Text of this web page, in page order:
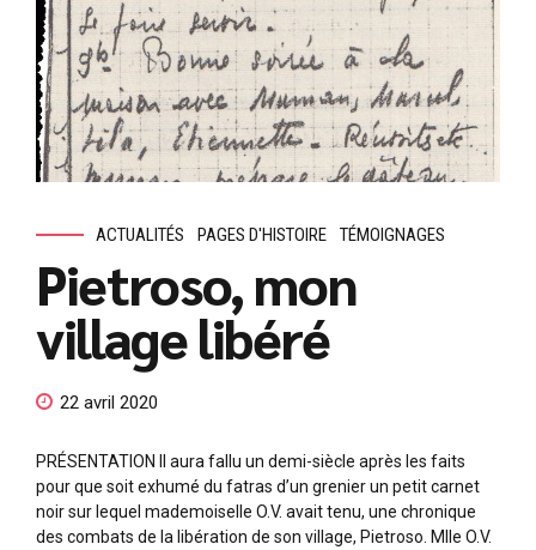
ACTUALITÉS PAGES D'HISTOIRE TÉMOIGNAGES
Pietroso, mon
village libéré
22 avril 2020
PRÉSENTATION Il aura fallu un demi-siècle après les faits
pour que soit exhumé du fatras d’un grenier un petit carnet
noir sur lequel mademoiselle O.V. avait tenu, une chronique
des combats de la libération de son village, Pietroso. Mlle O.V.